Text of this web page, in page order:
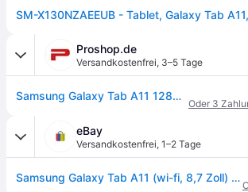
Proshop.de
Versandkostenfrei, 3–5 Tage
Samsung Galaxy Tab A11 128GB/8GB - Grey
Oder 3
eBay
Versandkostenfrei, 1–2 Tage
Samsung Galaxy Tab A11 (wi-fi, 8,7 Zoll) 128 Gb Gray